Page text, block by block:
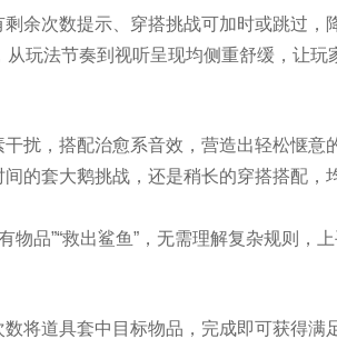
余次数提示、穿搭挑战可加时或跳过，
从玩法节奏到视听呈现均侧重舒缓，让玩
扰，搭配治愈系音效，营造出轻松惬意
的套大鹅挑战，还是稍长的穿搭搭配，
物品”“救出鲨鱼”，无需理解复杂规则，
将道具套中目标物品，完成即可获得满